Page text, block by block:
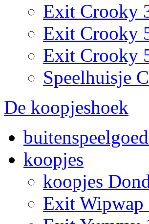
Exit Crooky
Exit Crooky
Exit Crooky
Speelhuisje
De koopjeshoek
koopjes
koopjes
Exit Wipwap